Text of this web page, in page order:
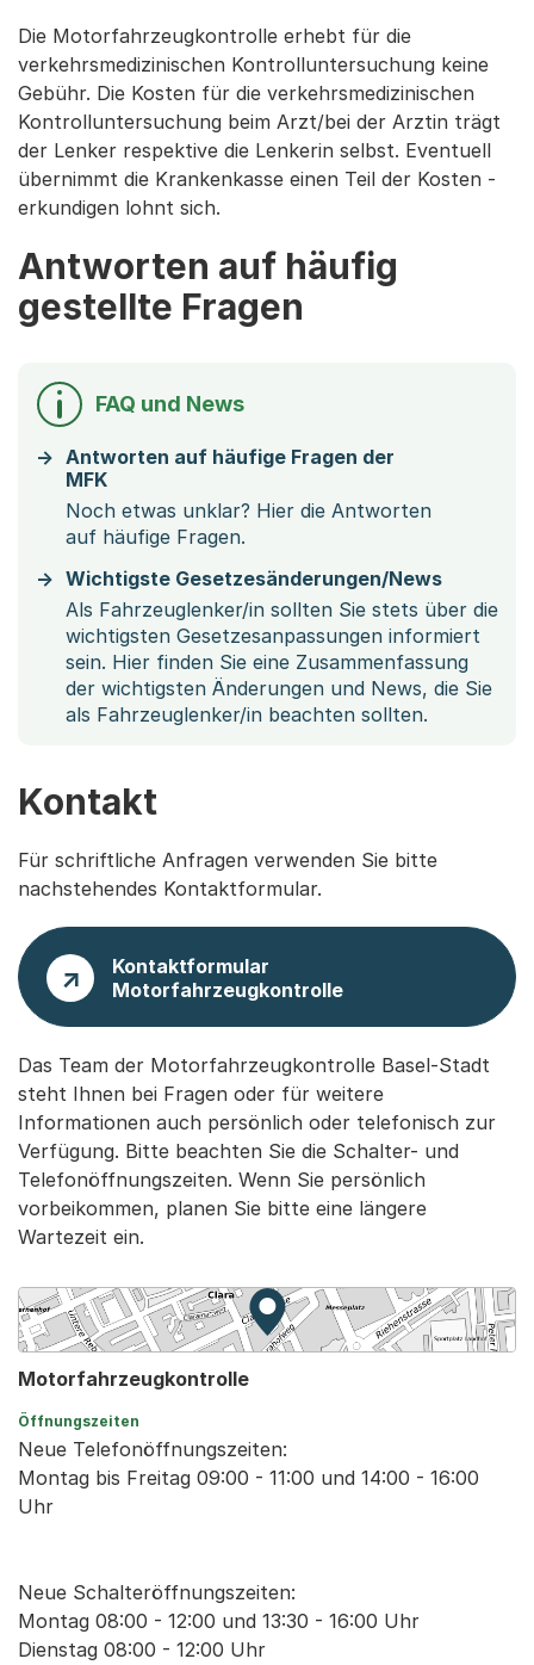
Die Motorfahrzeugkontrolle erhebt für die
verkehrsmedizinischen Kontrolluntersuchung keine
Gebühr. Die Kosten für die verkehrsmedizinischen
Kontrolluntersuchung beim Arzt/bei der Arztin trägt
der Lenker respektive die Lenkerin selbst. Eventuell
übernimmt die Krankenkasse einen Teil der Kosten -
erkundigen lohnt sich.
Antworten auf häufig
gestellte Fragen
FAQ und News
Antworten auf häufige Fragen der
MFK
Noch etwas unklar? Hier die Antworten
auf häufige Fragen.
Wichtigste Gesetzesänderungen/News
Als Fahrzeuglenker/in sollten Sie stets über die
wichtigsten Gesetzesanpassungen informiert
sein. Hier finden Sie eine Zusammenfassung
der wichtigsten Änderungen und News, die Sie
als Fahrzeuglenker/in beachten sollten.
Kontakt
Für schriftliche Anfragen verwenden Sie bitte
nachstehendes Kontaktformular.
Kontaktformular
Motorfahrzeugkontrolle
Das Team der Motorfahrzeugkontrolle Basel-Stadt
steht Ihnen bei Fragen oder für weitere
Informationen auch persönlich oder telefonisch zur
Verfügung. Bitte beachten Sie die Schalter- und
Telefonöffnungszeiten. Wenn Sie persönlich
vorbeikommen, planen Sie bitte eine längere
Wartezeit ein.
Zur Karte von MapBS.
Externer Link, wird in einem
Motorfahrzeugkontrolle
Öffnungszeiten
Neue Telefonöffnungszeiten:
Montag bis Freitag 09:00 - 11:00 und 14:00 - 16:00
Uhr
Neue Schalteröffnungszeiten:
Montag 08:00 - 12:00 und 13:30 - 16:00 Uhr
Dienstag 08:00 - 12:00 Uhr